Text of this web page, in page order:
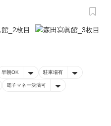
早朝OK 駐車場有
電子マネー決済可